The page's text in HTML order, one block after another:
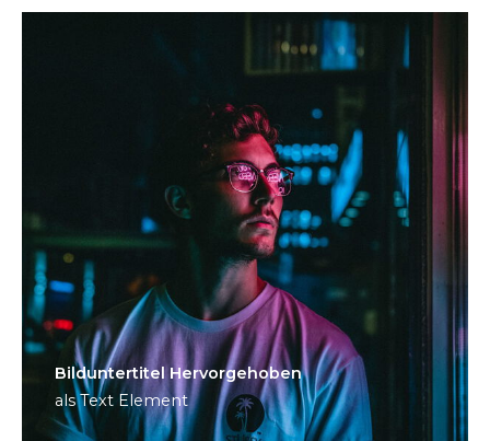
Bild­unter­titel Hervorgehoben
als Text Element